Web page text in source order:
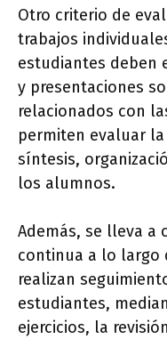
Otro criterio de
trabajos
estudiantes deben
y presentaciones
relacionados con
permiten evaluar
síntesis,
los alumnos.
Además, se lleva a
continua a lo largo
realizan
estudiantes,
ejercicios, la